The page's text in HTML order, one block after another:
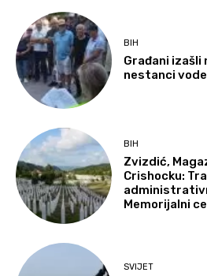
BIH
Građani izašli
nestanci vode
BIH
Zvizdić,
Crishocku:
Memorijalni
SVIJET